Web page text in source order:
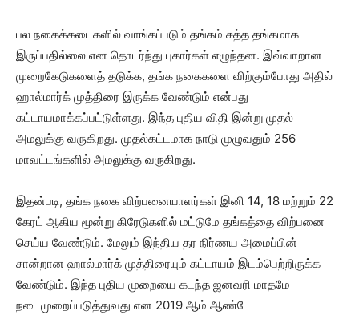
பல நகைக்கடைகளில் வாங்கப்படும் தங்கம் சுத்த தங்கமாக
இருப்பதில்லை என தொடர்ந்து புகார்கள் எழுந்தன. இவ்வாறான
முறைகேடுகளைத் தடுக்க, தங்க நகைகளை விற்கும்போது அதில்
ஹால்மார்க் முத்திரை இருக்க வேண்டும் என்பது
கட்டாயமாக்கப்பட்டுள்ளது. இந்த புதிய விதி இன்று முதல்
அமலுக்கு வருகிறது. முதல்கட்டமாக நாடு முழுவதும் 256
மாவட்டங்களில் அமலுக்கு வருகிறது.
இதன்படி, தங்க நகை விற்பனையாளர்கள் இனி 14, 18 மற்றும் 22
கேரட் ஆகிய மூன்று கிரேடுகளில் மட்டுமே தங்கத்தை விற்பனை
செய்ய வேண்டும். மேலும் இந்திய தர நிர்ணய அமைப்பின்
சான்றான ஹால்மார்க் முத்திரையும் கட்டாயம் இடம்பெற்றிருக்க
வேண்டும். இந்த புதிய முறையை கடந்த ஜனவரி மாதமே
நடைமுறைப்படுத்துவது என 2019 ஆம் ஆண்டே